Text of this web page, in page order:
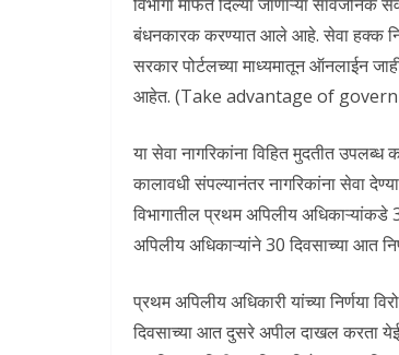
बंधनकारक करण्यात आले आहे. सेवा हक्क
सरकार पोर्टलच्या माध्यमातून ऑनलाईन
आहेत. (Take advantage of
या सेवा नागरिकांना विहित मुदतीत
कालावधी संपल्यानंतर नागरिकांना सेवा
विभागातील प्रथम अपिलीय
अपिलीय अधिकाऱ्यांने 30 दिवसाच्या आत
प्रथम अपिलीय अधिकारी यांच्या निर्णया
दिवसाच्या आत दुसरे अपील दाखल करता